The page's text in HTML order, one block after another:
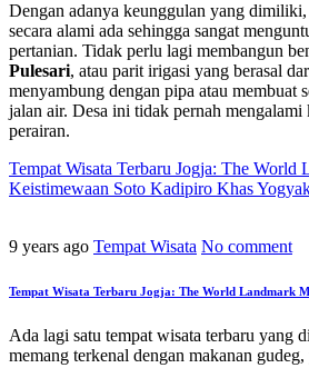
Dengan adanya keunggulan yang
secara alami ada sehingga sangat
pertanian. Tidak perlu lagi membangun
Pulesari, atau parit irigasi yang berasal
menyambung dengan pipa atau membuat
jalan air. Desa ini tidak pernah mengalami
perairan.
Tempat Wisata Terbaru Jogja: The World
Keistimewaan Soto Kadipiro Khas
9 years ago Tempat Wisata No comment
Tempat Wisata Terbaru Jogja: The World Landmark
Ada lagi satu tempat wisata terbaru yang
memang terkenal dengan makanan